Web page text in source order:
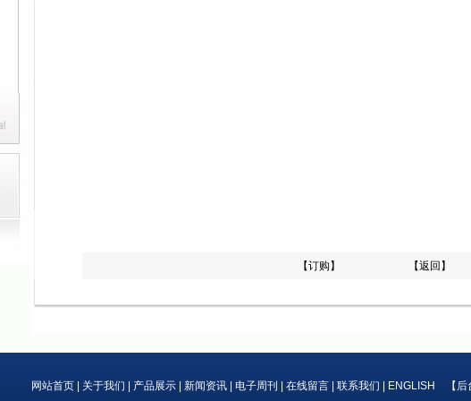
【订购】 【返回】
网站首页 关于我们 产品展示 新闻资讯 电子周刊 在线留言 联系我们 ENGLISH 【 后